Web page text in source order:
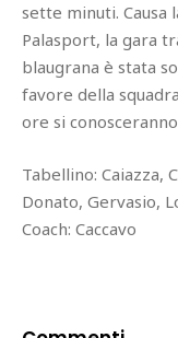
sette minuti. Causa
Palasport, la gara
blaugrana è stata
favore della
ore si
Tabellino: Caiazza,
Donato, Gervasio,
Coach: Caccavo